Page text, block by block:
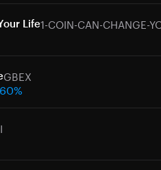
Life1-COIN-CAN-CHANGE-
GBEX